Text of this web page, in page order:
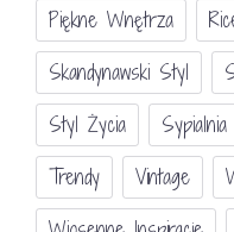
Piękne Wnętrza
Skandynawski Styl
Styl Życia
Sypialnia
Trendy
Vintage